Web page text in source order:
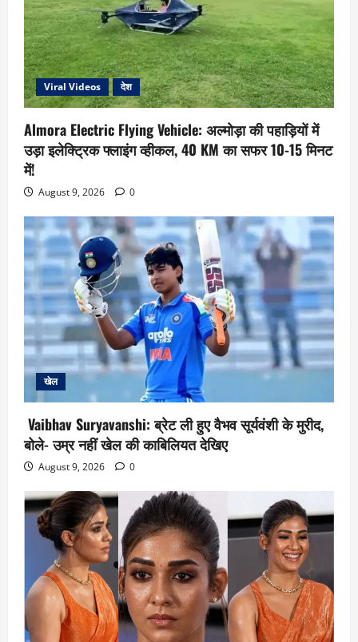
Viral Videos देश
Almora Electric Flying Vehicle: अल्मोड़ा की पहाड़ियों में
उड़ा इलेक्ट्रिक फ्लाइंग व्हीकल, 40 KM का सफर 10-15 मिनट
में!
August 9, 2026 0
खेल
Vaibhav Suryavanshi: ब्रेट ली हुए वैभव सूर्यवंशी के मुरीद,
बोले- उम्र नहीं खेल की काबिलियत देखिए
August 9, 2026 0